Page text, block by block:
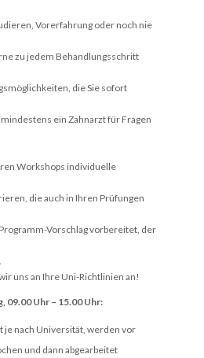
Vorerfahrung oder noch nie
zu jedem Behandlungsschritt
die Sie sofort
ein Zahnarzt für Fragen
Workshops individuelle
die auch in Ihren Prüfungen
Vorschlag vorbereitet, der
uns an Ihre Uni-Richtlinien an!
09.00 Uhr – 15.00 Uhr:
je nach Universität, werden vor
und dann abgearbeitet